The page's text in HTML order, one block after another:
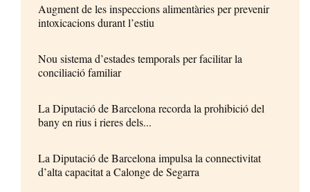
Augment de les inspeccions alimentàries per prevenir
intoxicacions durant l’estiu
Nou sistema d’estades temporals per facilitar la
conciliació familiar
La Diputació de Barcelona recorda la prohibició del
bany en rius i rieres dels...
La Diputació de Barcelona impulsa la connectivitat
d’alta capacitat a Calonge de Segarra